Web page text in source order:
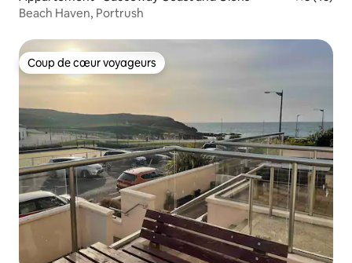
Beach Haven, Portrush
Coup de cœur voyageurs
Coup de cœur voyageurs